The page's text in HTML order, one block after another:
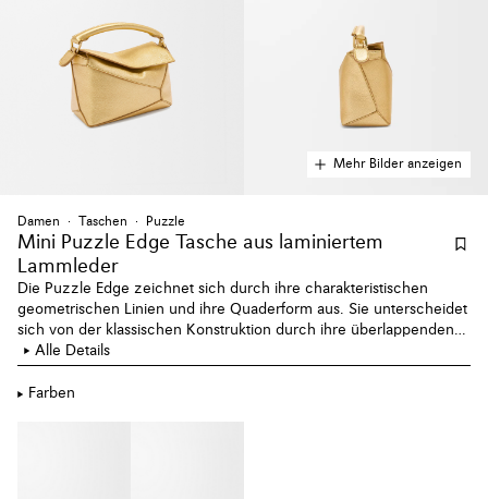
Mehr Bilder anzeigen
Damen Taschen Puzzle
Mini Puzzle Edge Tasche aus laminiertem
Lammleder
Die Puzzle Edge zeichnet sich durch ihre charakteristischen
geometrischen Linien und ihre Quaderform aus. Sie unterscheidet
sich von der klassischen Konstruktion durch ihre überlappenden
Teile mit einfachen Nahtlinien. Diese Mini-Version ist aus
laminiertem Lammleder gefertigt.
Alle Details
Farben